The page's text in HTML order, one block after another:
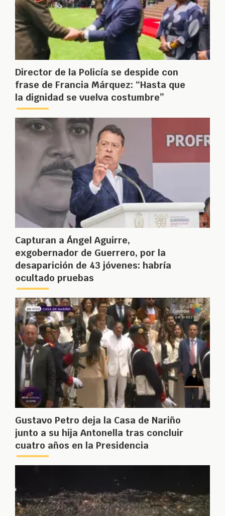
Director de la Policía se despide con
frase de Francia Márquez: “Hasta que
la dignidad se vuelva costumbre”
Capturan a Ángel Aguirre,
exgobernador de Guerrero, por la
desaparición de 43 jóvenes: habría
ocultado pruebas
Gustavo Petro deja la Casa de Nariño
junto a su hija Antonella tras concluir
cuatro años en la Presidencia